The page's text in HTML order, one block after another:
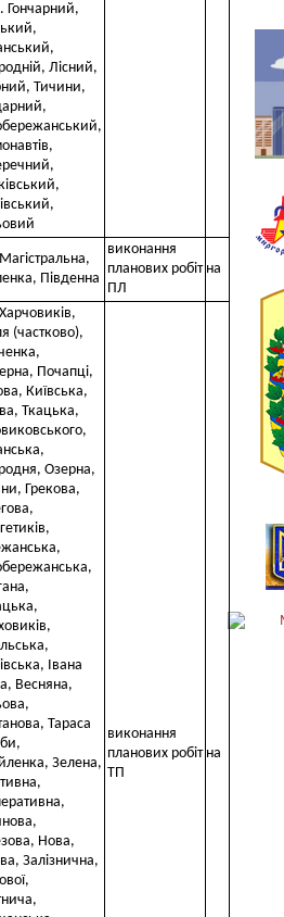
Гончарний,
Лісний,
Тичини,
Південна
виконання
планових робіт на
ПЛ
(частково),
Почапці,
Київська,
Ткацька,
Озерна,
Грекова,
Івана
Весняна,
Тараса
Зелена,
Нова,
Залізнична,
виконання
планових робіт на
ТП